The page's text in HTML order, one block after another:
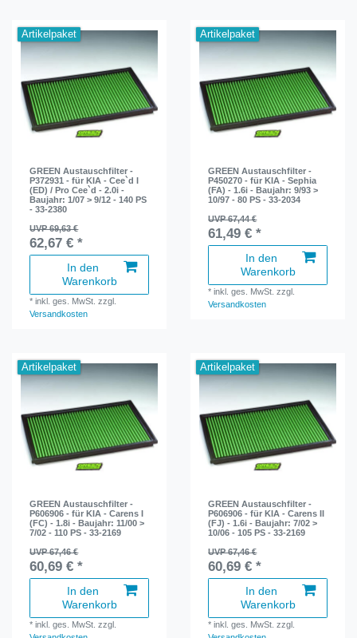
Artikelpaket
GREEN Austauschfilter -
P372931 - für KIA - Cee`d I
(ED) / Pro Cee`d - 2.0i -
Baujahr: 1/07 > 9/12 - 140 PS
- 33-2380
UVP 69,63 €
62,67 € *
In den
Warenkorb
*inkl. ges. MwSt. zzgl.
Versandkosten
Artikelpaket
GREEN Austauschfilter -
P450270 - für KIA - Sephia
(FA) - 1.6i - Baujahr: 9/93 >
10/97 - 80 PS - 33-2034
UVP 67,44 €
61,49 € *
In den
Warenkorb
*inkl. ges. MwSt. zzgl.
Versandkosten
Artikelpaket
GREEN Austauschfilter -
P606906 - für KIA - Carens I
(FC) - 1.8i - Baujahr: 11/00 >
7/02 - 110 PS - 33-2169
UVP 67,46 €
60,69 € *
In den
Warenkorb
*inkl. ges. MwSt. zzgl.
Artikelpaket
GREEN Austauschfilter -
P606906 - für KIA - Carens II
(FJ) - 1.6i - Baujahr: 7/02 >
10/06 - 105 PS - 33-2169
UVP 67,46 €
60,69 € *
In den
Warenkorb
*inkl. ges. MwSt. zzgl.